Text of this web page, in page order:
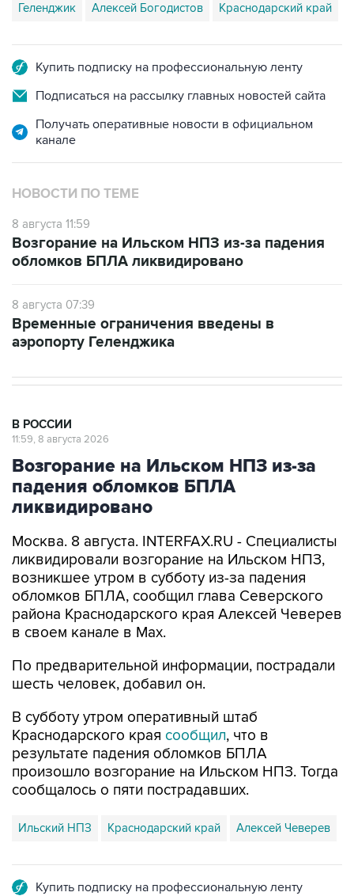
Геленджик Алексей Богодистов Краснодарский край
Купить подписку на профессиональную ленту
Подписаться на рассылку главных новостей сайта
Получать оперативные новости в официальном
канале
НОВОСТИ ПО ТЕМЕ
8 августа 11:59
Возгорание на Ильском НПЗ из-за падения
обломков БПЛА ликвидировано
8 августа 07:39
Временные ограничения введены в
аэропорту Геленджика
В РОССИИ
11:59, 8 августа 2026
Возгорание на Ильском НПЗ из-за
падения обломков БПЛА
ликвидировано
Москва. 8 августа. INTERFAX.RU - Специалисты
ликвидировали возгорание на Ильском НПЗ,
возникшее утром в субботу из-за падения
обломков БПЛА, сообщил глава Северского
района Краснодарского края Алексей Чеверев
в своем канале в Max.
По предварительной информации, пострадали
шесть человек, добавил он.
В субботу утром оперативный штаб
Краснодарского края сообщил, что в
результате падения обломков БПЛА
произошло возгорание на Ильском НПЗ. Тогда
сообщалось о пяти пострадавших.
Ильский НПЗ Краснодарский край Алексей Чеверев
Купить подписку на профессиональную ленту